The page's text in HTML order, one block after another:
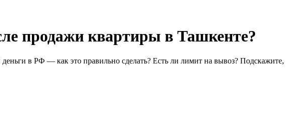
продажи квартиры в Ташкенте?
в РФ — как это правильно сделать? Есть ли лимит на вывоз? Подскажите,